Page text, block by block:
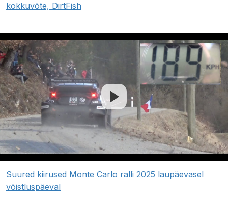
kokkuvõte, DirtFish
Suured kiirused Monte Carlo ralli 2025 laupäevasel
võistluspäeval